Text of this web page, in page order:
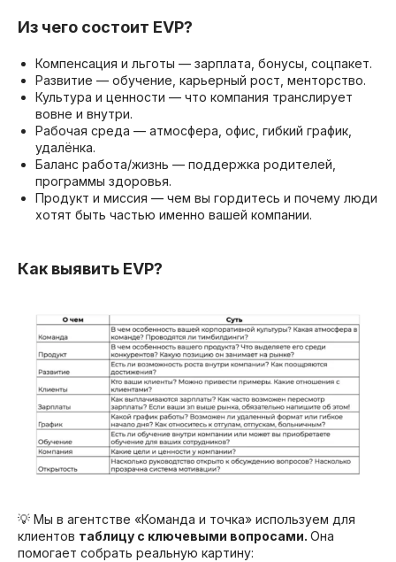
Из чего состоит EVP?
Компенсация и льготы — зарплата, бонусы, соцпакет.
Развитие — обучение, карьерный рост, менторство.
Культура и ценности — что компания транслирует
вовне и внутри.
Рабочая среда — атмосфера, офис, гибкий график,
удалёнка.
Баланс работа/жизнь — поддержка родителей,
программы здоровья.
Продукт и миссия — чем вы гордитесь и почему люди
хотят быть частью именно вашей компании.
Как выявить EVP?
💡 Мы в агентстве «Команда и точка» используем для
клиентов таблицу с ключевыми вопросами. Она
помогает собрать реальную картину: